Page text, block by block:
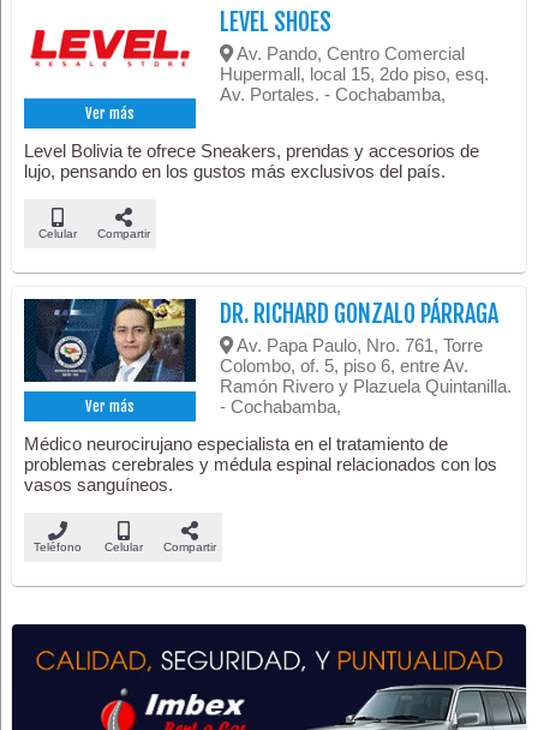
Ver más
LEVEL SHOES
Av. Pando, Centro Comercial
Hupermall, local 15, 2do piso, esq.
Av. Portales. - Cochabamba,
Level Bolivia te ofrece Sneakers, prendas y accesorios de
lujo, pensando en los gustos más exclusivos del país.
Celular Compartir
Ver más
DR. RICHARD GONZALO PÁRRAGA
Av. Papa Paulo, Nro. 761, Torre
Colombo, of. 5, piso 6, entre Av.
Ramón Rivero y Plazuela Quintanilla.
- Cochabamba,
Médico neurocirujano especialista en el tratamiento de
problemas cerebrales y médula espinal relacionados con los
vasos sanguíneos.
Teléfono Celular Compartir